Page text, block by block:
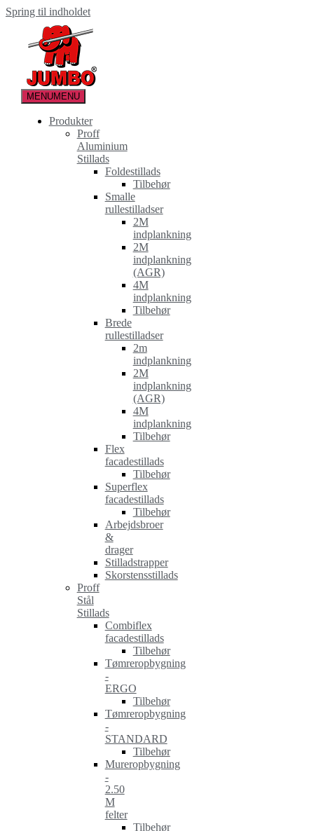
Spring til indholdet
MENUMENU
Produkter
Proff
Aluminium
Stillads
Foldestillads
Tilbehør
Smalle
rullestilladser
2M
indplankning
2M
indplankning
(AGR)
4M
indplankning
Tilbehør
Brede
rullestilladser
2m
indplankning
2M
indplankning
(AGR)
4M
indplankning
Tilbehør
Flex
facadestillads
Tilbehør
Superflex
facadestillads
Tilbehør
Arbejdsbroer
&
drager
Stilladstrapper
Skorstensstillads
Proff
Stål
Stillads
Combiflex
facadestillads
Tilbehør
Tømreropbygning
-
ERGO
Tilbehør
Tømreropbygning
-
STANDARD
Tilbehør
Mureropbygning
-
2.50
M
felter
Tilbehør